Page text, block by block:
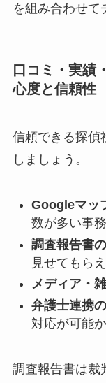
を組み合わせて
口コミ・実績
心度と信頼性
信頼できる探偵
しましょう。
Googleマッ
数が多い事
調査報告書
見せてもら
メディア・
弁護士連携
対応が可能か
調査報告書は裁